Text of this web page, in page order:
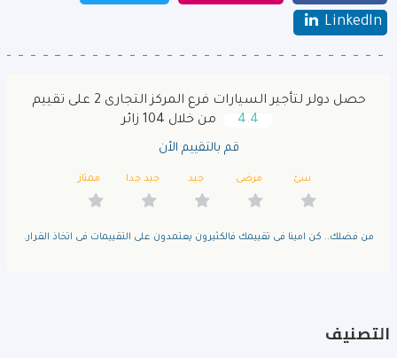
LinkedIn
حصل دولر لتأجير السيارات فرع المركز التجارى 2 على تقييم
4.4
من خلال 104 زائر
قم بالتقييم الأن
سئ مرضى جيد جيد جدا ممتاز
من فضلك.. كن امينا فى تقييمك فالكثيرون يعتمدون على التقييمات فى اتخاذ القرار.
التصنيف